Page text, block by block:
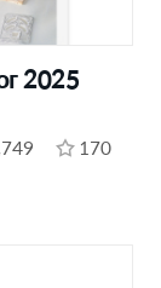
2025
170